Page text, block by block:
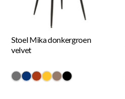
Stoel Mika donkergroen
velvet
#707070
#073475
#ac3c17
#ffc42a
#967b6a
#000000